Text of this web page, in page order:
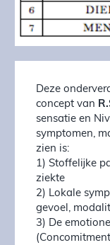
Deze
concept van
sensatie en
symptomen,
zien is:
1) Stoffelijke
ziekte
2) Lokale
gevoel,
3) De